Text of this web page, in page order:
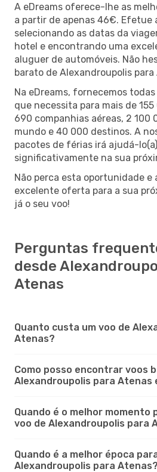
A eDreams oferece-lhe as
a partir de apenas 46€. Efetue
selecionando as datas da
hotel e encontrando uma
aluguer de automóveis. Não
barato de Alexandroupolis
Na eDreams, fornecemos
que necessita para mais de
690 companhias aéreas, 2 100
mundo e 40 000 destinos. A
pacotes de férias irá ajudá-
significativamente na sua
Não perca esta oportunidade e
excelente oferta para a sua
já o seu voo!
Perguntas
desde
Atenas
Quanto custa um voo de
Atenas?
Como posso encontrar voos
Alexandroupolis para Atenas
Quando é o melhor momento
voo de Alexandroupolis para
Quando é a melhor época
Alexandroupolis para Atenas?